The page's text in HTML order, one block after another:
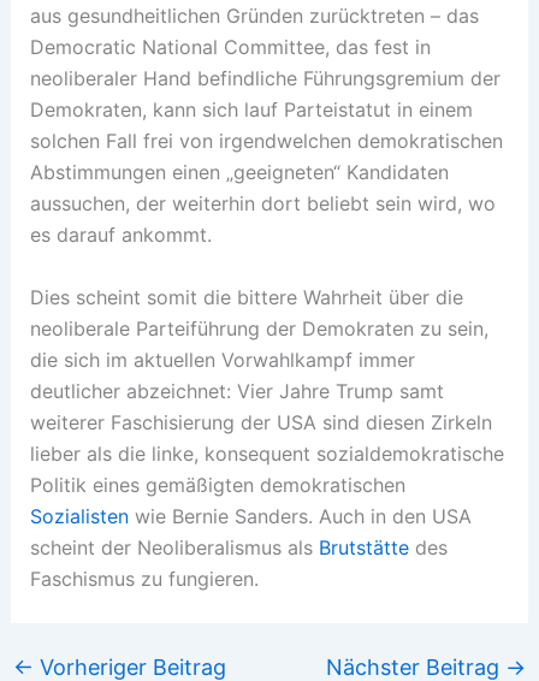
aus gesundheitlichen Gründen zurücktreten – das
Democratic National Committee, das fest in
neoliberaler Hand befindliche Führungsgremium der
Demokraten, kann sich lauf Parteistatut in einem
solchen Fall frei von irgendwelchen demokratischen
Abstimmungen einen „geeigneten“ Kandidaten
aussuchen, der weiterhin dort beliebt sein wird, wo
es darauf ankommt.
Dies scheint somit die bittere Wahrheit über die
neoliberale Parteiführung der Demokraten zu sein,
die sich im aktuellen Vorwahlkampf immer
deutlicher abzeichnet: Vier Jahre Trump samt
weiterer Faschisierung der USA sind diesen Zirkeln
lieber als die linke, konsequent sozialdemokratische
Politik eines gemäßigten demokratischen
Sozialistenwie Bernie Sanders. Auch in den USA
scheint der Neoliberalismus als Brutstättedes
Faschismus zu fungieren.
← Vorheriger Beitrag Nächster Beitrag →